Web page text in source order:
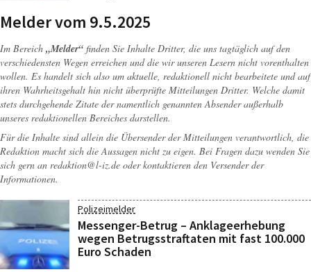
Melder vom 9.5.2025
Im Bereich „Melder“ finden Sie Inhalte Dritter, die uns tagtäglich auf den
verschiedensten Wegen erreichen und die wir unseren Lesern nicht vorenthalten
wollen. Es handelt sich also um aktuelle, redaktionell nicht bearbeitete und auf
ihren Wahrheitsgehalt hin nicht überprüfte Mitteilungen Dritter. Welche damit
stets durchgehende Zitate der namentlich genannten Absender außerhalb
unseres redaktionellen Bereiches darstellen.
Für die Inhalte sind allein die Übersender der Mitteilungen verantwortlich, die
Redaktion macht sich die Aussagen nicht zu eigen. Bei Fragen dazu wenden Sie
sich gern an redaktion@l-iz.de oder kontaktieren den Versender der
Informationen.
Polizeimelder
Messenger-Betrug – Anklageerhebung
wegen Betrugsstraftaten mit fast 100.000
Euro Schaden